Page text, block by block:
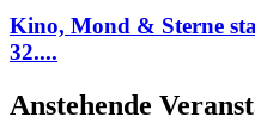
Kino, Mond & Sterne
32....
Anstehende